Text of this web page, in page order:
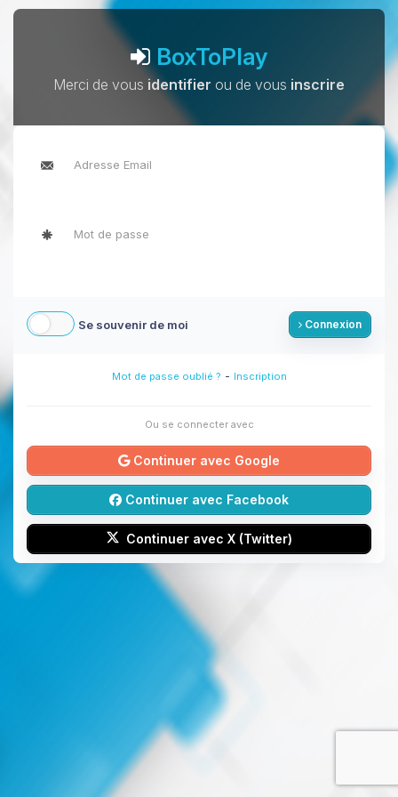
BoxToPlay
Merci de vous identifier ou de vous inscrire
Se souvenir de moi Connexion
Mot de passe oublié ? - Inscription
Ou se connecter avec
Continuer avec Google
Continuer avec Facebook
Continuer avec X (Twitter)